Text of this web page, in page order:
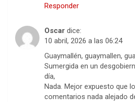
Responder
Oscar dice:
10 abril, 2026 a las 06:24
Guaymallén, guaymallen,
Sumergida en un
día,
Nada. Mejor expuesto que
comentarios nada alejado